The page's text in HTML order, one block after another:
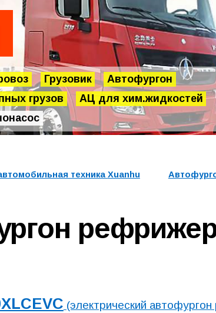
Грузовик
Автофургон
грузов
АЦ для хим.жидкостей
техника Xuanhu
(электрический